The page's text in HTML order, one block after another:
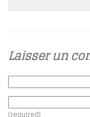
Laisser un
(required)